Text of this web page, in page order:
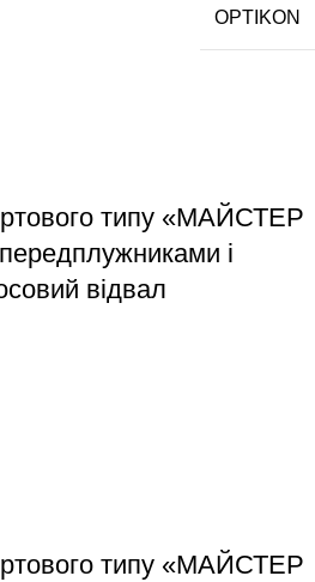
OPTIKON
типу «МАЙСТЕР
і
відвал
типу «МАЙСТЕР